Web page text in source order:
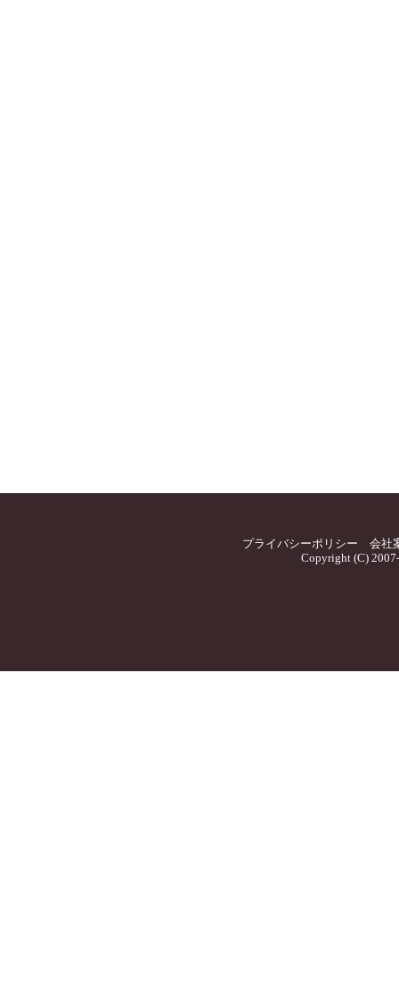
プライバシーポリシー
会社
Copyright (C)